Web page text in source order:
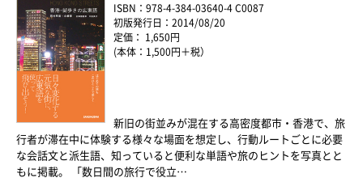
ISBN：978-4-384-03640-4 C0087
初版発行日：2014/08/20
定価： 1,650円
(本体：1,500円＋税）
新旧の街並みが混在する高密度都市・香港で、旅
行者が滞在中に体験する様々な場面を想定し、行動ルートごとに必要
な会話文と派生語、知っていると便利な単語や旅のヒントを写真とと
もに掲載。 「数日間の旅行で役立…